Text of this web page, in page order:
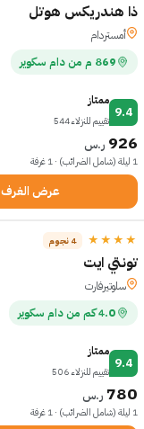
ذا هندريكس هوتل
أمستردام
869 م من دام سكوير
9.4
ممتاز
تقييم للنزلاء 544
926 ر.س
1 ليلة (شامل الضرائب) · 1 غرفة
عرض الغرف
★★★★ 4 نجوم
تونتي ايت
سلوتيرفارت
4.0 كم من دام سكوير
9.4
ممتاز
تقييم للنزلاء 506
780 ر.س
1 ليلة (شامل الضرائب) · 1 غرفة